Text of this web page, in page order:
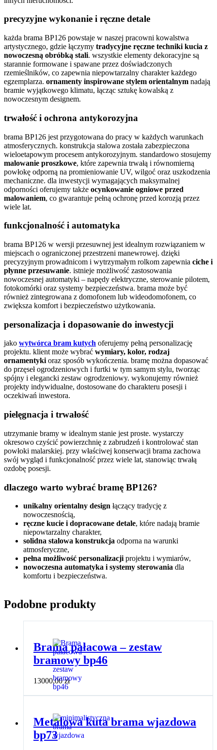
precyzyjne wykonanie i ręczne detale
każda brama BP126 powstaje w naszej pracowni kowalstwa
artystycznego, gdzie łączymy tradycyjne ręczne techniki kucia z
nowoczesną obróbką stali. wszystkie elementy dekoracyjne są
starannie formowane i spawane przez doświadczonych
rzemieślników, co zapewnia niepowtarzalny charakter każdego
egzemplarza. ornamenty inspirowane stylem orientalnym nadają
bramie wyjątkowego klimatu, łącząc sztukę kowalską z
nowoczesnym designem.
trwałość i ochrona antykorozyjna
brama BP126 jest przygotowana do pracy w każdych warunkach
atmosferycznych. konstrukcja stalowa została zabezpieczona
wieloetapowym procesem antykorozyjnym. standardowo stosujemy
malowanie proszkowe, które zapewnia trwałą i równomierną
powłokę odporną na promieniowanie UV, wilgoć oraz uszkodzenia
mechaniczne. dla inwestycji wymagających maksymalnej
odporności oferujemy także ocynkowanie ogniowe przed
malowaniem, co gwarantuje pełną ochronę przed korozją przez
wiele lat.
funkcjonalność i automatyka
brama BP126 w wersji przesuwnej jest idealnym rozwiązaniem w
miejscach o ograniczonej przestrzeni manewrowej. dzięki
precyzyjnym prowadnicom i wytrzymałym rolkom zapewnia ciche i
płynne przesuwanie. istnieje możliwość zastosowania
nowoczesnej automatyki – napędy elektryczne, sterowanie pilotem,
fotokomórki oraz systemy bezpieczeństwa. brama może być
również zintegrowana z domofonem lub wideodomofonem, co
zwiększa komfort i bezpieczeństwo użytkowania.
personalizacja i dopasowanie do inwestycji
jako wytwórca bram kutych oferujemy pełną personalizację
projektu. klient może wybrać wymiary, kolor, rodzaj
ornamentykioraz sposób wykończenia. bramę można dopasować
do przęseł ogrodzeniowych i furtki w tym samym stylu, tworząc
spójny i elegancki zestaw ogrodzeniowy. wykonujemy również
projekty indywidualne, dostosowane do charakteru posesji i
oczekiwań inwestora.
pielęgnacja i trwałość
utrzymanie bramy w idealnym stanie jest proste. wystarczy
okresowo czyścić powierzchnię z zabrudzeń i kontrolować stan
powłoki malarskiej. przy właściwej konserwacji brama zachowa
swój wygląd i funkcjonalność przez wiele lat, stanowiąc trwałą
ozdobę posesji.
dlaczego warto wybrać bramę BP126?
unikalny orientalny design łączący tradycję z
nowoczesnością,
ręczne kucie i dopracowane detale, które nadają bramie
niepowtarzalny charakter,
solidna stalowa konstrukcja odporna na warunki
atmosferyczne,
pełna możliwość personalizacji projektu i wymiarów,
nowoczesna automatyka i systemy sterowania dla
komfortu i bezpieczeństwa.
Podobne produkty
Brama pałacowa – zestaw
bramowy bp46
13000,00zł
Metalowa kuta brama wjazdowa
bp73